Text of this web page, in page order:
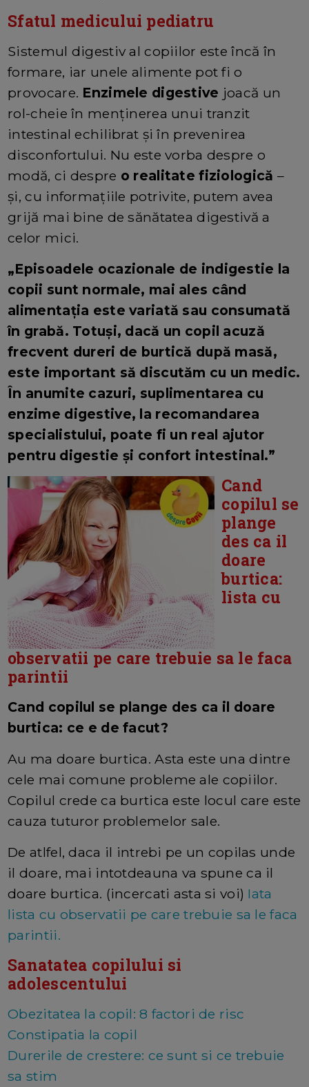
Sfatul medicului pediatru
Sistemul digestiv al copiilor este încă în
formare, iar unele alimente pot fi o
provocare. Enzimele digestive joacă un
rol-cheie în menținerea unui tranzit
intestinal echilibrat și în prevenirea
disconfortului. Nu este vorba despre o
modă, ci despre o realitate fiziologică –
și, cu informațiile potrivite, putem avea
grijă mai bine de sănătatea digestivă a
celor mici.
„Episoadele ocazionale de indigestie la
copii sunt normale, mai ales când
alimentația este variată sau consumată
în grabă. Totuși, dacă un copil acuză
frecvent dureri de burtică după masă,
este important să discutăm cu un medic.
În anumite cazuri, suplimentarea cu
enzime digestive, la recomandarea
specialistului, poate fi un real ajutor
pentru digestie și confort intestinal.”
Cand
copilul se
plange
des ca il
doare
burtica:
lista cu
observatii pe care trebuie sa le faca
parintii
Cand copilul se plange des ca il doare
burtica: ce e de facut?
Au ma doare burtica. Asta este una dintre
cele mai comune probleme ale copiilor.
Copilul crede ca burtica este locul care este
cauza tuturor problemelor sale.
De atlfel, daca il intrebi pe un copilas unde
il doare, mai intotdeauna va spune ca il
doare burtica. (incercati asta si voi) Iata
lista cu observatii pe care trebuie sa le faca
parintii.
Sanatatea copilului si
adolescentului
Obezitatea la copil: 8 factori de risc
Constipatia la copil
Durerile de crestere: ce sunt si ce trebuie
sa stim